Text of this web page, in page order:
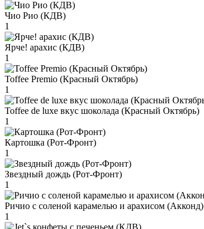
Чио Рио (КДВ)
1
Ярче! арахис (КДВ)
1
Toffee Premio (Красный Октябрь)
1
Toffee de luxe вкус шоколада (Красный Октябрь)
1
Картошка (Рот-Фронт)
1
Звездный дождь (Рот-Фронт)
1
Ричио с соленой карамелью и арахисом (Акконд)
1